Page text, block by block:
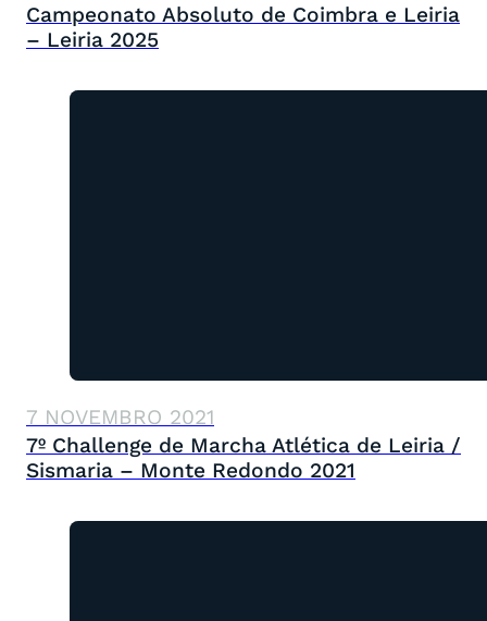
Campeonato Absoluto de Coimbra e Leiria
– Leiria 2025
7 NOVEMBRO 2021
7º Challenge de Marcha Atlética de Leiria /
Sismaria – Monte Redondo 2021